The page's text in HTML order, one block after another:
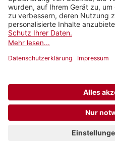
Impressum
Rechtliches
Netiquette
Newsletter abonnieren